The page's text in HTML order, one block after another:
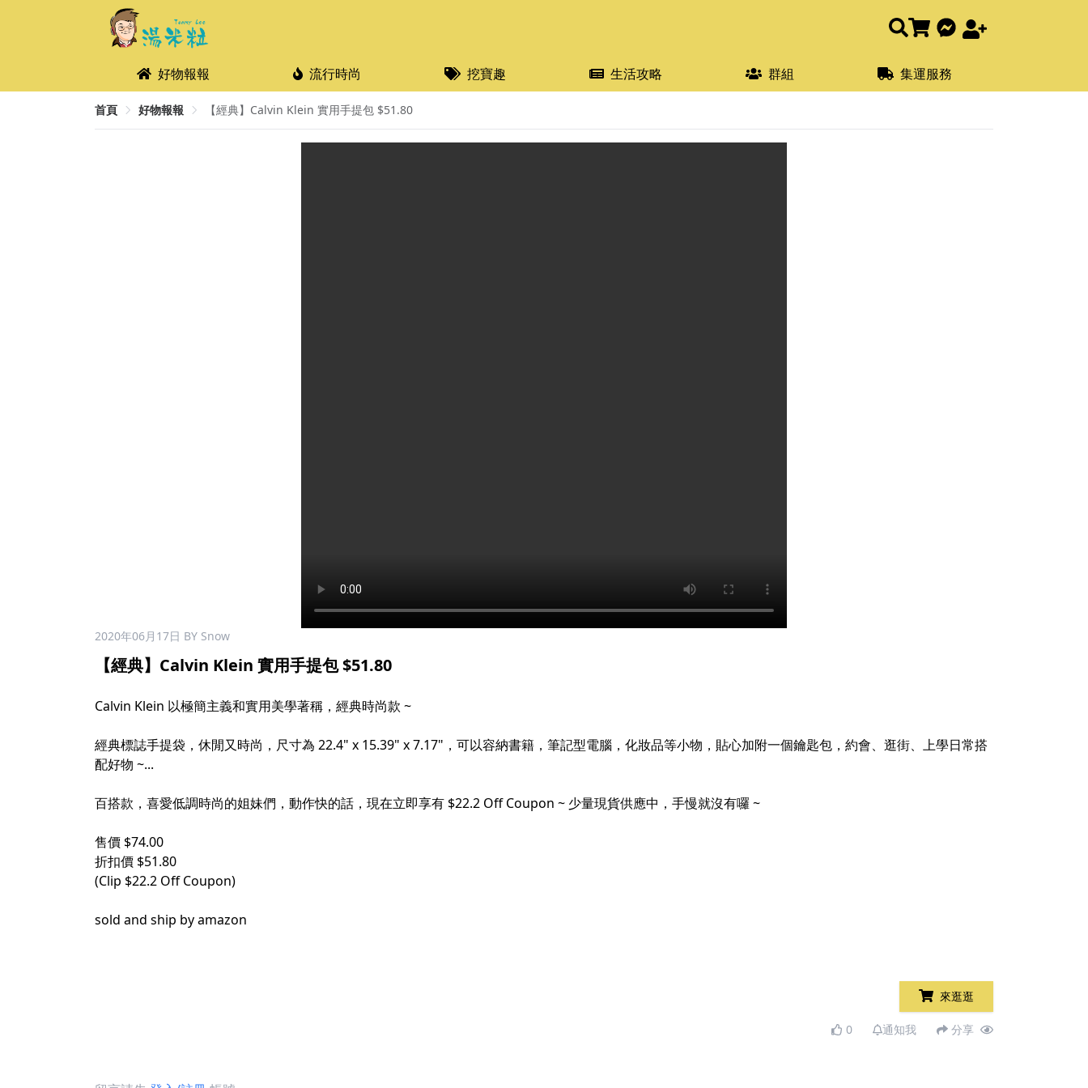
好物報報 流行時尚 挖寶趣 生活攻略 群組 集運服務
首頁 好物報報 【經典】Calvin Klein 實用手提包 $51.80
2020年06月17日 BY Snow
【經典】Calvin Klein 實用手提包 $51.80
Calvin Klein 以極簡主義和實用美學著稱，經典時尚款 ~
經典標誌手提袋，休閒又時尚，尺寸為 22.4" x 15.39" x 7.17"，可以容納書籍，筆記型電腦，化妝品等小物，貼心加附一個鑰匙包，約會、逛街、上學日常搭
配好物 ~...
百搭款，喜愛低調時尚的姐妹們，動作快的話，現在立即享有 $22.2 Off Coupon ~ 少量現貨供應中，手慢就沒有囉 ~
售價 $74.00
折扣價 $51.80
(Clip $22.2 Off Coupon)
sold and ship by amazon
來逛逛
0 通知我 分享